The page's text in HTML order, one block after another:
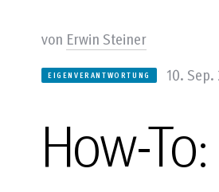
von Erwin Steiner
EIGENVERANTWORTUNG 10.
How-